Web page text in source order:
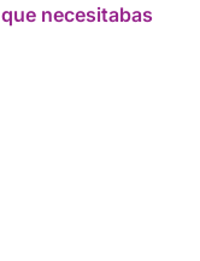
necesitabas